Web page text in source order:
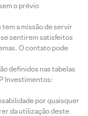
o prévio
a missão de servir
sentirem satisfeitos
O contato pode
definidos nas tabelas
Investimentos:
por quaisquer
da utilização deste